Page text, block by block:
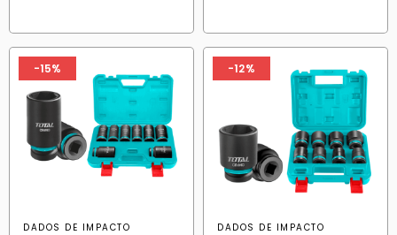
-15%
DADOS DE IMPACTO
-12%
DADOS DE IMPACTO